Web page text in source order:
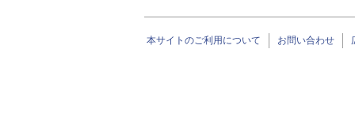
本サイトのご利用について お問い合わせ